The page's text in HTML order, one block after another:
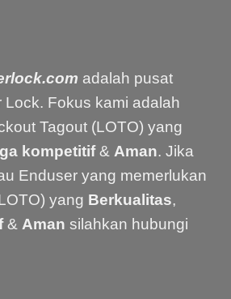
adalah pusat
Lock. Fokus kami adalah
Tagout (LOTO) yang
kompetitif& Aman. Jika
Enduser yang memerlukan
yang Berkualitas,
& Aman silahkan hubungi